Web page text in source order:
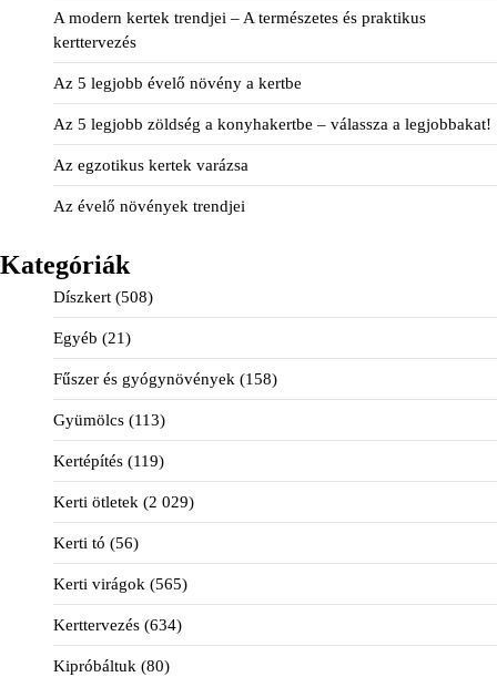
A modern kertek trendjei – A természetes és praktikus
kerttervezés
Az 5 legjobb évelő növény a kertbe
Az 5 legjobb zöldség a konyhakertbe – válassza a legjobbakat!
Az egzotikus kertek varázsa
Az évelő növények trendjei
Kategóriák
Díszkert (508)
Egyéb (21)
Fűszer és gyógynövények (158)
Gyümölcs (113)
Kertépítés (119)
Kerti ötletek (2 029)
Kerti tó (56)
Kerti virágok (565)
Kerttervezés (634)
Kipróbáltuk (80)